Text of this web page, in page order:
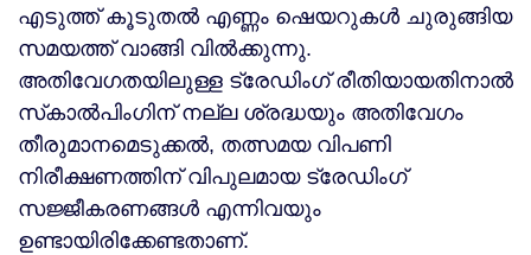
എടുത്ത് കൂടുതല്‍ എണ്ണം ഷെയറുകള്‍ ചുരുങ്ങിയ
സമയത്ത് വാങ്ങി വില്‍ക്കുന്നു.
അതിവേഗതയിലുള്ള ട്രേഡിംഗ് രീതിയായതിനാല്‍
സ്‌കാല്‍പിംഗിന് നല്ല ശ്രദ്ധയും അതിവേഗം
തീരുമാനമെടുക്കല്‍, തത്സമയ വിപണി
നിരീക്ഷണത്തിന് വിപുലമായ ട്രേഡിംഗ്
സജ്ജീകരണങ്ങള്‍ എന്നിവയും
ഉണ്ടായിരിക്കേണ്ടതാണ്.